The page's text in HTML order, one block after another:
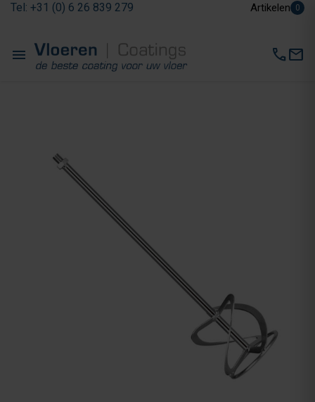
Tel: +31 (0) 6 26 839 279 Artikelen 0
menu callmail